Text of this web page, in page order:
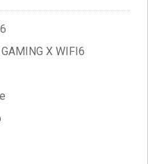
X WIFI6